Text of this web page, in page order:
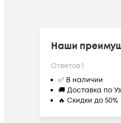
Наши
Ответов:1
✅ В наличии
🚚 Доставка по
🔥 Скидки до 50%